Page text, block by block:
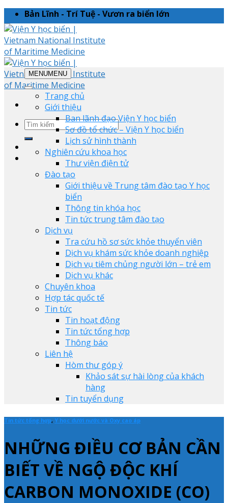
Skip
to
content
Bản Lĩnh - Trí Tuệ - Vươn ra biển lớn
MENUMENU
Trang chủ
Giới thiệu
Ban lãnh đạo Viện Y học biển
Sơ đồ tổ chức – Viện Y học biển
Lịch sử hình thành
Nghiên cứu khoa học
Thư viện điện tử
Đào tạo
Giới thiệu về Trung tâm đào tạo Y học
biển
Thông tin khóa học
Tin tức trung tâm đào tạo
Dịch vụ
Tra cứu hồ sơ sức khỏe thuyển viên
Dịch vụ khám sức khỏe doanh nghiệp
Dịch vụ tiêm chủng người lớn – trẻ em
Dịch vụ khác
Chuyên khoa
Hợp tác quốc tế
Tin tức
Tin hoạt động
Tin tức tổng hợp
Thông báo
Liên hệ
Hòm thư góp ý
Khảo sát sự hài lòng của khách
hàng
Tin tuyển dụng
Tin tức tổng hợp, Y học dưới nước và Oxy cao áp
NHỮNG ĐIỀU CƠ BẢN CẦN
BIẾT VỀ NGỘ ĐỘC KHÍ
CARBON MONOXIDE (CO)